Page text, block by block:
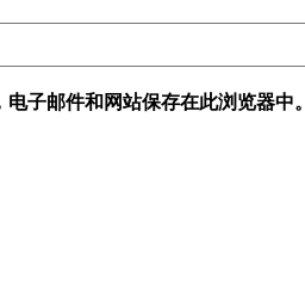
子邮件和网站保存在此浏览器中。